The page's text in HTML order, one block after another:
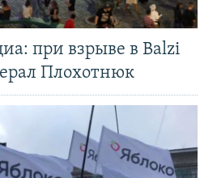
при взрыве в Balzi
Плохотнюк